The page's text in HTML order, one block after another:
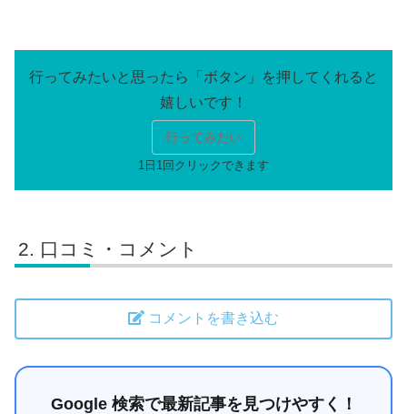
行ってみたい
口コミ・コメント
コメントを書き込む
Google 検索で最新記事を見つけやすく！